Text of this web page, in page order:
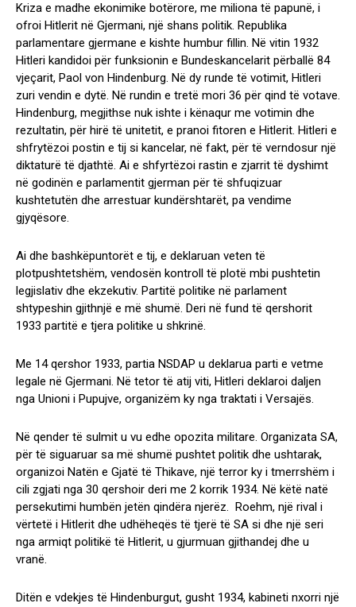
Kriza e madhe ekonimike botërore, me miliona të papunë, i
ofroi Hitlerit në Gjermani, një shans politik. Republika
parlamentare gjermane e kishte humbur fillin. Në vitin 1932
Hitleri kandidoi për funksionin e Bundeskancelarit përballë 84
vjeçarit, Paol von Hindenburg. Në dy runde të votimit, Hitleri
zuri vendin e dytë. Në rundin e tretë mori 36 për qind të votave.
Hindenburg, megjithse nuk ishte i kënaqur me votimin dhe
rezultatin, për hirë të unitetit, e pranoi fitoren e Hitlerit. Hitleri e
shfrytëzoi postin e tij si kancelar, në fakt, për të verndosur një
diktaturë të djathtë. Ai e shfyrtëzoi rastin e zjarrit të dyshimt
në godinën e parlamentit gjerman për të shfuqizuar
kushtetutën dhe arrestuar kundërshtarët, pa vendime
gjyqësore.
Ai dhe bashkëpuntorët e tij, e deklaruan veten të
plotpushtetshëm, vendosën kontroll të plotë mbi pushtetin
legjislativ dhe ekzekutiv. Partitë politike në parlament
shtypeshin gjithnjë e më shumë. Deri në fund të qershorit
1933 partitë e tjera politike u shkrinë.
Me 14 qershor 1933, partia NSDAP u deklarua parti e vetme
legale në Gjermani. Në tetor të atij viti, Hitleri deklaroi daljen
nga Unioni i Pupujve, organizëm ky nga traktati i Versajës.
Në qender të sulmit u vu edhe opozita militare. Organizata SA,
për të siguaruar sa më shumë pushtet politik dhe ushtarak,
organizoi Natën e Gjatë të Thikave, një terror ky i tmerrshëm i
cili zgjati nga 30 qershoir deri me 2 korrik 1934. Në këtë natë
persekutimi humbën jetën qindëra njerëz. Roehm, një rival i
vërtetë i Hitlerit dhe udhëheqës të tjerë të SA si dhe një seri
nga armiqt politikë të Hitlerit, u gjurmuan gjithandej dhe u
vranë.
Ditën e vdekjes të Hindenburgut, gusht 1934, kabineti nxorri një